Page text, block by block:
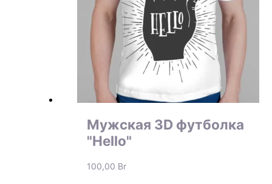
Мужская 3D футболка
"Hello"
100,00 Br